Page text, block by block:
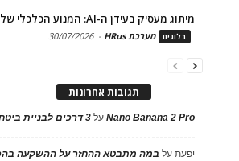
מיתוג מעסיק בעידן ה-AI: המנוע הכלכלי של גיוס ושימור טלנטים
בלוגים מערכת HRus -
30/07/2026
תגובות אחרונות
Nano Banana 2 Proעל 3 דרכים לבניית ביטחון עצמי של עובדים
יפעתעל במה מתבטא ההחזר על ההשקעה